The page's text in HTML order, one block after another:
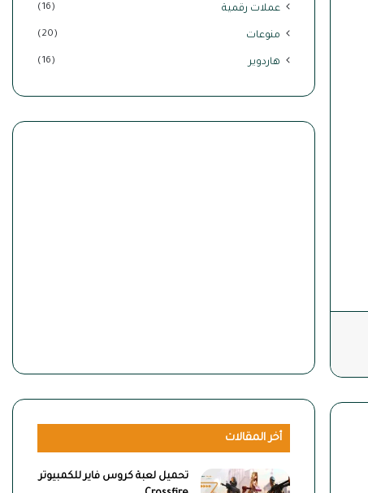
عملات رقمية (16)
منوعات (20)
هاردوير (16)
أخر المقالات
تحميل لعبة كروس فاير للكمبيوتر